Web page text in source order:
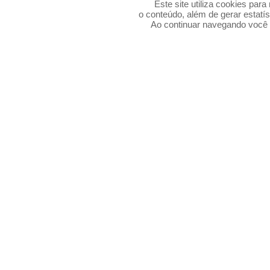
Este site utiliza cookies
o conteúdo, além de gerar
Ao continuar navegando